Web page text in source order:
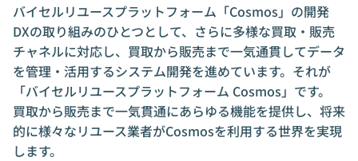
バイセルリユースプラットフォーム「Cosmos」の開発
DXの取り組みのひとつとして、さらに多様な買取・販売
チャネルに対応し、買取から販売まで一気通貫してデータ
を管理・活用するシステム開発を進めています。それが
「バイセルリユースプラットフォーム Cosmos」です。
買取から販売まで一気貫通にあらゆる機能を提供し、将来
的に様々なリユース業者がCosmosを利用する世界を実現
します。